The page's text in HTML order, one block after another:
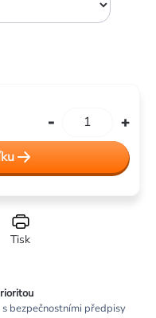
Tisk
bezpečnostními předpisy